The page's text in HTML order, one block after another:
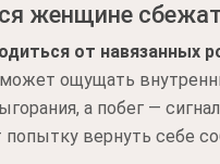
женщине
от навязанных
ощущать
а побег —
вернуть себе